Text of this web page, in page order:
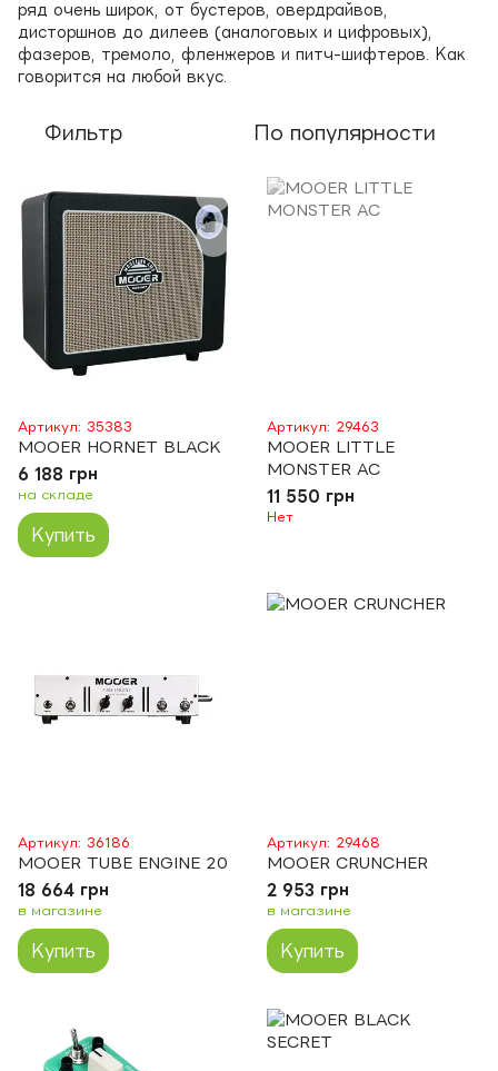
ряд очень широк, от бустеров, овердрайвов,
дисторшнов до дилеев (аналоговых и цифровых),
фазеров, тремоло, фленжеров и питч-шифтеров. Как
говорится на любой вкус.
Фильтр По популярности
Артикул: 35383
MOOER HORNET BLACK
6 188 грн
на складе
Купить
Артикул: 29463
MOOER LITTLE
MONSTER AC
11 550 грн
Нет
Артикул: 36186
MOOER TUBE ENGINE 20
18 664 грн
в магазине
Купить
Артикул: 29468
MOOER CRUNCHER
2 953 грн
в магазине
Купить